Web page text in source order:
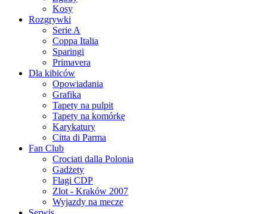
Kosy
Rozgrywki
Serie A
Coppa Italia
Sparingi
Primavera
Dla kibiców
Opowiadania
Grafika
Tapety na pulpit
Tapety na komórkę
Karykatury
Citta di Parma
Fan Club
Crociati dalla Polonia
Gadżety
Flagi CDP
Zlot - Kraków 2007
Wyjazdy na mecze